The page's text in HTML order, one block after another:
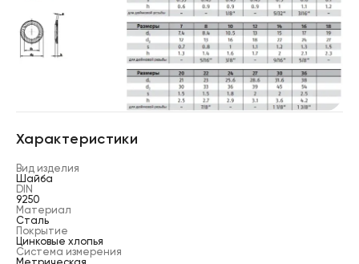
Характеристики
Вид изделия
Шайба
DIN
9250
Материал
Сталь
Покрытие
Цинковые хлопья
Система измерения